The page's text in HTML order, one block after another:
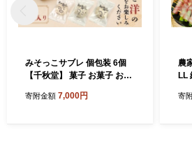
みそっこサブレ 個包装 6個
【千秋堂】 菓子 お菓子 おか
ブレ クッキー スイーツ 赤味
寄附金額 7,000円
農
LL
ー
寄